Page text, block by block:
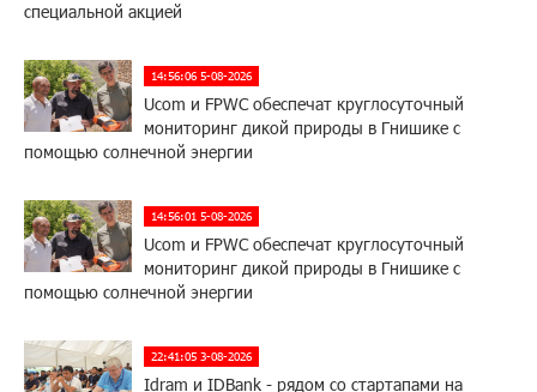
специальной акцией
14:56:06 5-08-2026
Ucom и FPWC обеспечат круглосуточный
мониторинг дикой природы в Гнишике с
помощью солнечной энергии
14:56:01 5-08-2026
Ucom и FPWC обеспечат круглосуточный
мониторинг дикой природы в Гнишике с
помощью солнечной энергии
22:41:05 3-08-2026
Idram и IDBank - рядом со стартапами на